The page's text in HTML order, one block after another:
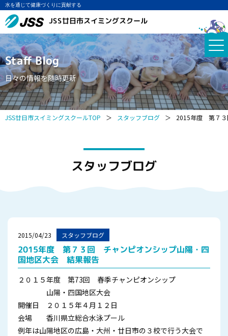
水を通じて健康づくりに貢献する
JSS廿日市スイミングスクール
Staff Blog
日々の情報を随時更新
JSS廿日市スイミングスクールTOP ＞ スタッフブログ ＞ 2015年度 第７
スタッフブログ
2015/04/23 スタッフブログ
2015年度 第７３回 チャンピオンシップ山陽・四
国地区大会 結果報告
２０１５年度 第73回 春季チャンピオンシップ
山陽・四国地区大会
開催日 ２０１５年４月１２日
会場 香川県立総合水泳プール
例年は山陽地区の広島・大州・廿日市の３校で行う大会で